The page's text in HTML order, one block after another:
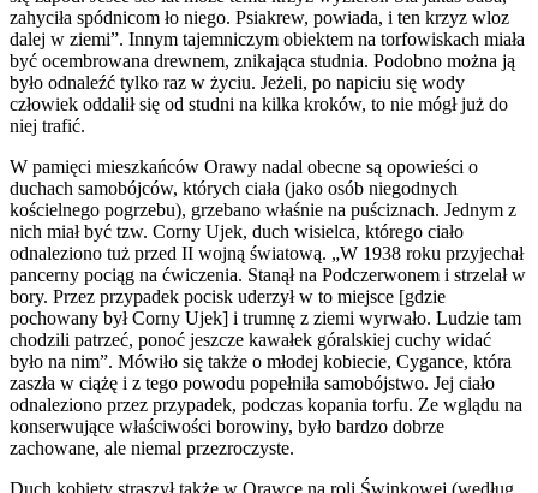
zahyciła spódnicom ło niego. Psiakrew, powiada, i ten krzyz wloz
dalej w ziemi”. Innym tajemniczym obiektem na torfowiskach miała
być ocembrowana drewnem, znikająca studnia. Podobno można ją
było odnaleźć tylko raz w życiu. Jeżeli, po napiciu się wody
człowiek oddalił się od studni na kilka kroków, to nie mógł już do
niej trafić.
W pamięci mieszkańców Orawy nadal obecne są opowieści o
duchach samobójców, których ciała (jako osób niegodnych
kościelnego pogrzebu), grzebano właśnie na puściznach. Jednym z
nich miał być tzw. Corny Ujek, duch wisielca, którego ciało
odnaleziono tuż przed II wojną światową. „W 1938 roku przyjechał
pancerny pociąg na ćwiczenia. Stanął na Podczerwonem i strzelał w
bory. Przez przypadek pocisk uderzył w to miejsce [gdzie
pochowany był Corny Ujek] i trumnę z ziemi wyrwało. Ludzie tam
chodzili patrzeć, ponoć jeszcze kawałek góralskiej cuchy widać
było na nim”. Mówiło się także o młodej kobiecie, Cygance, która
zaszła w ciążę i z tego powodu popełniła samobójstwo. Jej ciało
odnaleziono przez przypadek, podczas kopania torfu. Ze wglądu na
konserwujące właściwości borowiny, było bardzo dobrze
zachowane, ale niemal przezroczyste.
Duch kobiety straszył także w Orawce na roli Świnkowej (według